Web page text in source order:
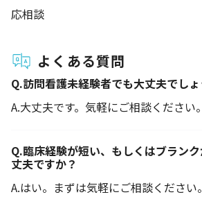
応相談
よくある質問
Q.訪問看護未経験者でも大丈夫でしょ
A.大丈夫です。気軽にご相談ください。
Q.臨床経験が短い、もしくはブラン
丈夫ですか？
A.はい。まずは気軽にご相談ください。